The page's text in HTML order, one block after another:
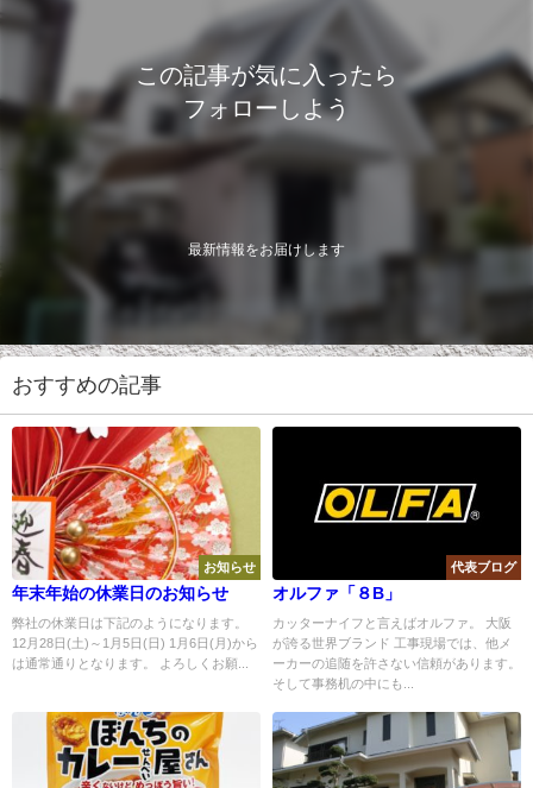
この記事が気に入ったら
フォローしよう
最新情報をお届けします
おすすめの記事
お知らせ
年末年始の休業日のお知らせ
弊社の休業日は下記のようになります。
12月28日(土)～1月5日(日) 1月6日(月)から
は通常通りとなります。 よろしくお願...
代表ブログ
オルファ「８B」
カッターナイフと言えばオルファ。 大阪
が誇る世界ブランド 工事現場では、他メ
ーカーの追随を許さない信頼があります。
そして事務机の中にも...